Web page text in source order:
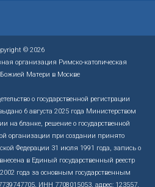
© 2026
организация Римско-католическая
Матери в Москве
о государственной регистрации
6 августа 2025 года Министерством
на бланке, решение о государственной
организации при создании принято
Федерации 31 июля 1991 года, запись о
в Единый государственный реестр
года за основным государственным
ИНН 7708015053, адрес: 123557,